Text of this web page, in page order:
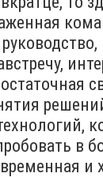
в
и